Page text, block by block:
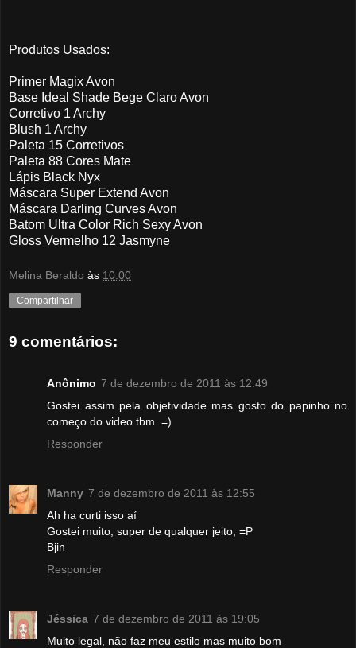
Produtos Usados:
Primer Magix Avon
Base Ideal Shade Bege Claro Avon
Corretivo 1 Archy
Blush 1 Archy
Paleta 15 Corretivos
Paleta 88 Cores Mate
Lápis Black Nyx
Máscara Super Extend Avon
Máscara Darling Curves Avon
Batom Ultra Color Rich Sexy Avon
Gloss Vermelho 12 Jasmyne
Melina Beraldo às 10:00
Compartilhar
9 comentários:
Anônimo 7 de dezembro de 2011 às 12:49
Gostei assim pela objetividade mas gosto do papinho no
começo do video tbm. =)
Responder
Manny 7 de dezembro de 2011 às 12:55
Ah ha curti isso aí
Gostei muito, super de qualquer jeito, =P
Bjin
Responder
Jéssica 7 de dezembro de 2011 às 19:05
Muito legal, não faz meu estilo mas muito bom